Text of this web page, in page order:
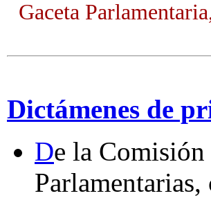
Gaceta
Dictámenes de
De la Comisión